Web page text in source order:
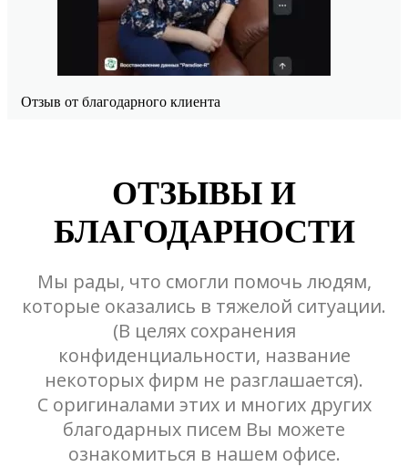
Отзыв от благодарного клиента
ОТЗЫВЫ И
БЛАГОДАРНОСТИ
Мы рады, что смогли помочь людям,
которые оказались в тяжелой ситуации.
(В целях сохранения
конфиденциальности, название
некоторых фирм не разглашается).
С оригиналами этих и многих других
благодарных писем Вы можете
ознакомиться в нашем офисе.